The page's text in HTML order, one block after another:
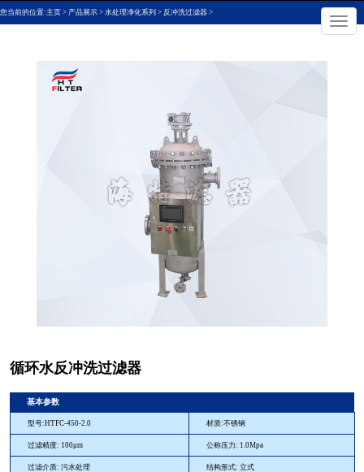
切
换
导

您当前的位置:主页 > 产品展示 > 水处理净化系列 > 反冲洗过滤器 >
循环水反冲洗过滤器
基本参数
型号:HTFC-450-2.0 材质:不锈钢
过滤精度: 100μm 公称压力: 1.0Mpa
过滤介质: 污水处理 结构形式: 立式